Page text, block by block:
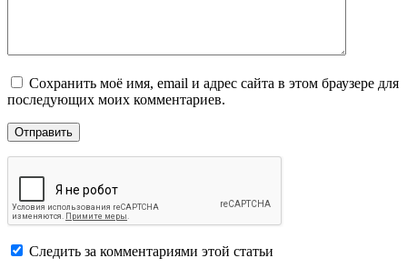
Сохранить моё имя, email и адрес сайта в этом браузере для
последующих моих комментариев.
Следить за комментариями этой статьи